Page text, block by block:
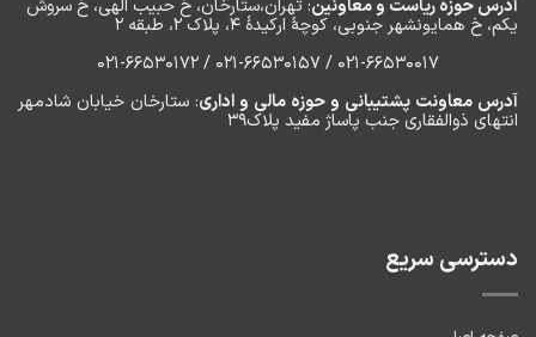
آدرس حوزه ریاست و معاونین: تهران،ستارخان، خ حبیب الهی، خ سروش
یکم، خ‌ همایونشهر جنوبی، کوچۀ ارکیدۀ ۴، پلاک ۲، طبقه ۲
۰۲۱-66530017 / 021-66530157 / 021-66530172
آدرس معاونت پشتیبانی و حوزه مالی و اداری: ستارخان خیابان شادمهر
انتهای ذوالفقاری جنب پاساژ مفید پلاک۳۹
دسترسی سریع